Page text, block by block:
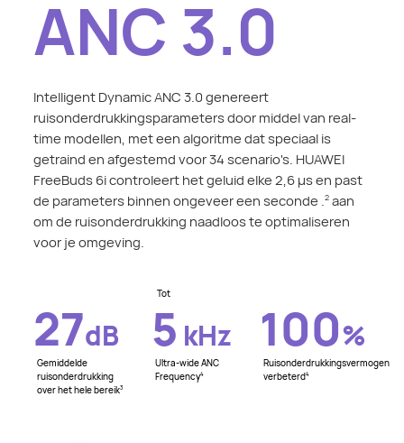
ANC 3.0
Intelligent Dynamic ANC 3.0 genereert
ruisonderdrukkingsparameters door middel van real-
time modellen, met een algoritme dat speciaal is
getraind en afgestemd voor 34 scenario's. HUAWEI
FreeBuds 6i controleert het geluid elke 2,6 μs en past
de parameters binnen ongeveer een seconde .2 aan
om de ruisonderdrukking naadloos te optimaliseren
voor je omgeving.
Tot
27dB
Gemiddelde
ruisonderdrukking
over het hele bereik3
5 kHz
Ultra-wide ANC
Frequency4
100%
Ruisonderdrukkingsvermogen
verbeterd4